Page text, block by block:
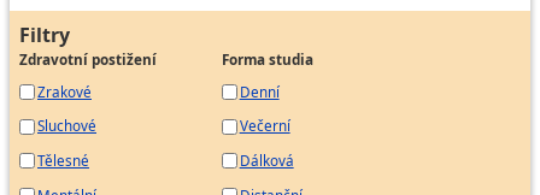
Filtry
Zdravotní postižení
Zrakové
Sluchové
Tělesné
Forma studia
Denní
Večerní
Dálková